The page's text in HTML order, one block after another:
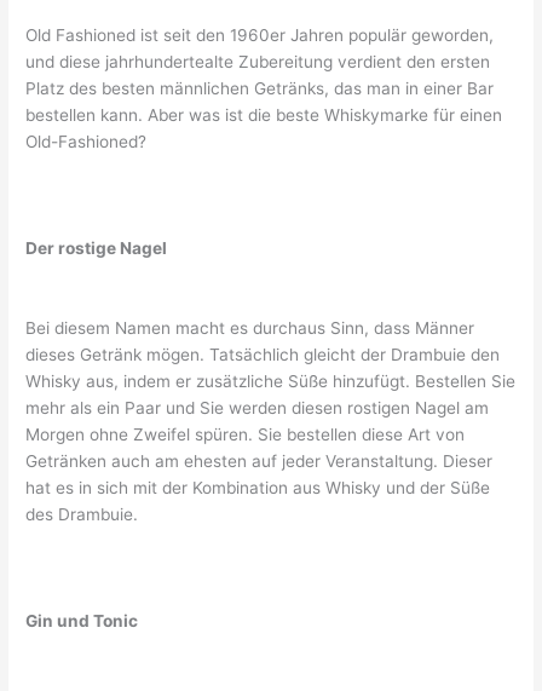
Old Fashioned ist seit den 1960er Jahren populär geworden,
und diese jahrhundertealte Zubereitung verdient den ersten
Platz des besten männlichen Getränks, das man in einer Bar
bestellen kann. Aber was ist die beste Whiskymarke für einen
Old-Fashioned?
Der rostige Nagel
Bei diesem Namen macht es durchaus Sinn, dass Männer
dieses Getränk mögen. Tatsächlich gleicht der Drambuie den
Whisky aus, indem er zusätzliche Süße hinzufügt. Bestellen Sie
mehr als ein Paar und Sie werden diesen rostigen Nagel am
Morgen ohne Zweifel spüren. Sie bestellen diese Art von
Getränken auch am ehesten auf jeder Veranstaltung. Dieser
hat es in sich mit der Kombination aus Whisky und der Süße
des Drambuie.
Gin und Tonic